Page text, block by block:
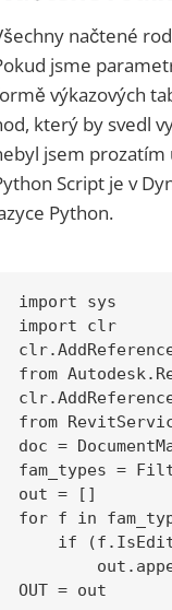
načtené
jsme
výkazových
který by svedl
jsem prozatím
Script je v
Python.
import sys
import clr
from
from
doc =
fam_types =
out = []
for f in
if
OUT = out